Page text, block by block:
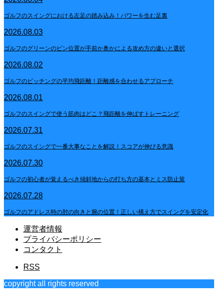
ゴルフのスイングにおける左足の踏み込み！パワーを生む足裏
2026.08.03
ゴルフのグリーンのピン位置が手前か奥かによる攻め方の違いと選択
2026.08.02
ゴルフのピッチングの平均飛距離！距離感を合わせるアプローチ
2026.08.01
ゴルフのスイングで使う筋肉はどこ？飛距離を伸ばすトレーニング
2026.07.31
ゴルフのスイングで一番大事なことを解説！スコアが伸びる意識
2026.07.30
ゴルフの初心者が覚えるべき傾斜地からの打ち方の基本とミス防止策
2026.07.28
ゴルフのアドレス時の肘の向きと腕の位置！正しい構え方でスイングを安定化
運営者情報
プライバシーポリシー
コンタクト
RSS
copyright all rights reserved